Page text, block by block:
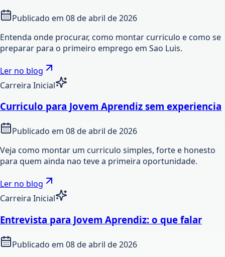
Publicado em 08 de abril de 2026
Entenda onde procurar, como montar curriculo e como se
preparar para o primeiro emprego em Sao Luis.
Ler no blog
Carreira Inicial
Curriculo para Jovem Aprendiz sem experiencia
Publicado em 08 de abril de 2026
Veja como montar um curriculo simples, forte e honesto
para quem ainda nao teve a primeira oportunidade.
Ler no blog
Carreira Inicial
Entrevista para Jovem Aprendiz: o que falar
Publicado em 08 de abril de 2026